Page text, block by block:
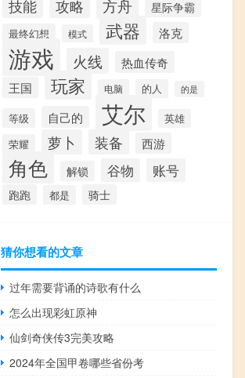
技能 攻略 方舟 星际争霸
最终幻想 模式 武器 洛克
游戏 火线 热血传奇
王国 玩家 电脑 的人 的是
等级 自己的 艾尔 英雄
荣耀 萝卜 装备 西游
角色 解锁 谷物 账号
跑跑 都是 骑士
猜你想看的文章
过年需要背诵的诗歌有什么
怎么出现彩虹原神
仙剑奇侠传3完美攻略
2024年全国甲卷哪些省份考